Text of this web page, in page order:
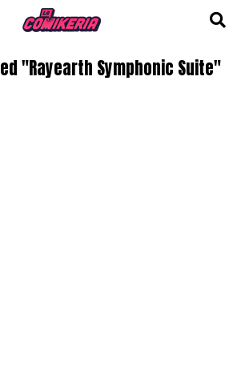
"Rayearth Symphonic Suite"